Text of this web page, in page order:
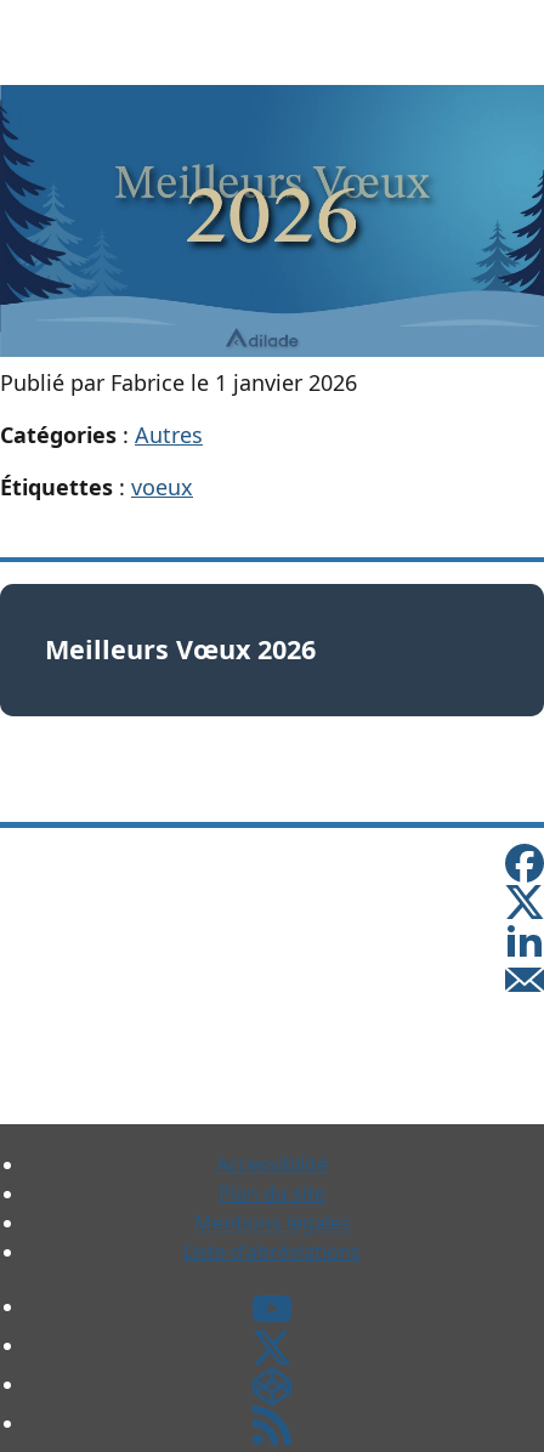
Publié par Fabrice le 1 janvier 2026
Catégories : Autres
Étiquettes : voeux
Meilleurs Vœux 2026
Accessibilité
Plan du site
Mentions légales
Liste d'abréviations